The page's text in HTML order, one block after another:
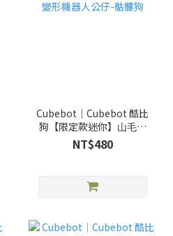
Cubebot｜Cubebot 酷比
狗【限定款迷你】⼭⽑櫸
積⽊變形機器⼈公仔-骷髏
狗
NT$480